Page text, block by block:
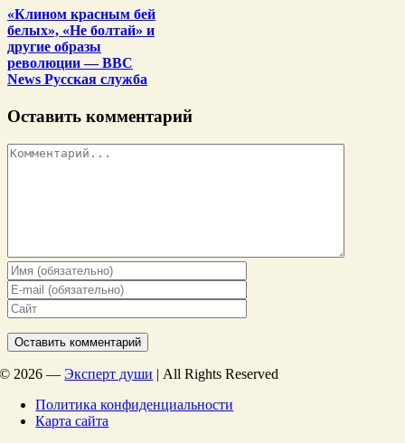
«Клином красным бей
белых», «Не болтай» и
другие образы
революции — BBC
News Русская служба
Оставить комментарий
Комментарий
© 2026 —Эксперт души | All Rights Reserved
Политика конфиденциальности
Карта сайта